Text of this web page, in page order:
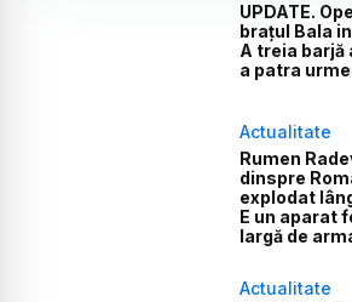
UPDATE.
brațul Bala
A treia barjă
a patra
Actualitate
Rumen
dinspre
explodat
E un aparat
largă de
Actualitate